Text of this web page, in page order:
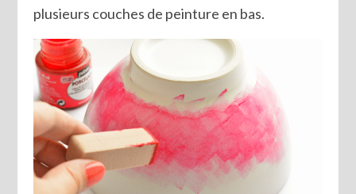
plusieurs couches de peinture en bas.